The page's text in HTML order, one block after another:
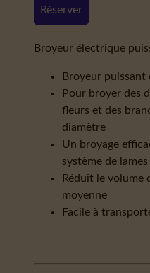
Réserver
Broyeur électrique
Broyeur puissant
Pour broyer des
fleurs et des
diamètre
Un broyage
système de
Réduit le volume
moyenne
Facile à